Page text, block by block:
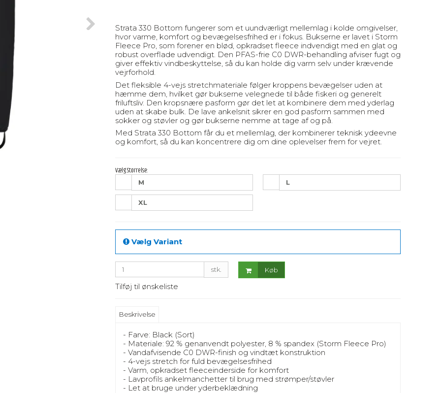
Strata 330 Bottom fungerer som et uundværligt mellemlag i kolde omgivelser,
hvor varme, komfort og bevægelsesfrihed er i fokus. Bukserne er lavet i Storm
Fleece Pro, som forener en blød, opkradset fleece indvendigt med en glat og
robust overflade udvendigt. Den PFAS-frie C0 DWR-behandling afviser fugt og
giver effektiv vindbeskyttelse, så du kan holde dig varm selv under krævende
vejrforhold.
Det fleksible 4-vejs stretchmateriale følger kroppens bevægelser uden at
hæmme dem, hvilket gør bukserne velegnede til både fiskeri og generelt
friluftsliv. Den kropsnære pasform gør det let at kombinere dem med yderlag
uden at skabe bulk. De lave ankelsnit sikrer en god pasform sammen med
sokker og støvler og gør bukserne nemme at tage af og på.
Med Strata 330 Bottom får du et mellemlag, der kombinerer teknisk ydeevne
og komfort, så du kan koncentrere dig om dine oplevelser frem for vejret.
Vælg Størrelse:
M L
XL
Vælg Variant
stk. Køb
Tilføj til ønskeliste
Beskrivelse
- Farve: Black (Sort)
- Materiale: 92 % genanvendt polyester, 8 % spandex (Storm Fleece Pro)
- Vandafvisende C0 DWR-finish og vindtæt konstruktion
- 4-vejs stretch for fuld bevægelsesfrihed
- Varm, opkradset fleeceinderside for komfort
- Lavprofils ankelmanchetter til brug med strømper/støvler
- Let at bruge under yderbeklædning